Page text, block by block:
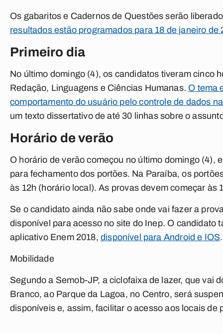
Os gabaritos e Cadernos de Questões serão
resultados estão programados para 18 de janeiro de
Primeiro dia
No último domingo (4), os candidatos tiveram cinco
Redação, Linguagens e Ciências Humanas. O tema
comportamento do usuário pelo controle de dados
um texto dissertativo de até 30 linhas sobre o
Horário de verão
O horário de verão começou no último domingo (4),
para fechamento dos portões. Na Paraíba, os
às 12h (horário local). As provas devem começar às
Se o candidato ainda não sabe onde vai fazer a
disponível para acesso no site do Inep. O candidato
aplicativo Enem 2018, disponível para Android e IOS.
Mobilidade
Segundo a Semob-JP, a ciclofaixa de lazer, que vai
Branco, ao Parque da Lagoa, no Centro, será
disponíveis e, assim, facilitar o acesso aos locais de